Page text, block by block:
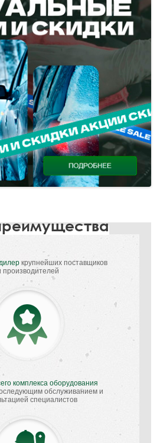
крупнейших поставщиков
производителей
комплекса оборудования
обслуживанием и
специалистов